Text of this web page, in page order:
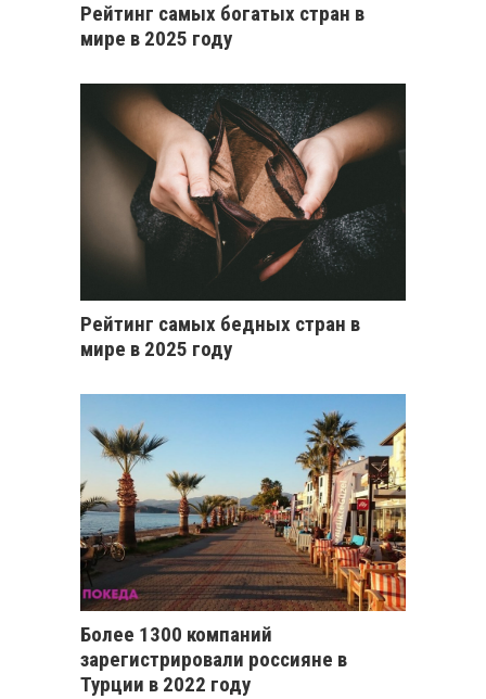
Рейтинг самых богатых стран в
мире в 2025 году
Рейтинг самых бедных стран в
мире в 2025 году
Более 1300 компаний
зарегистрировали россияне в
Турции в 2022 году